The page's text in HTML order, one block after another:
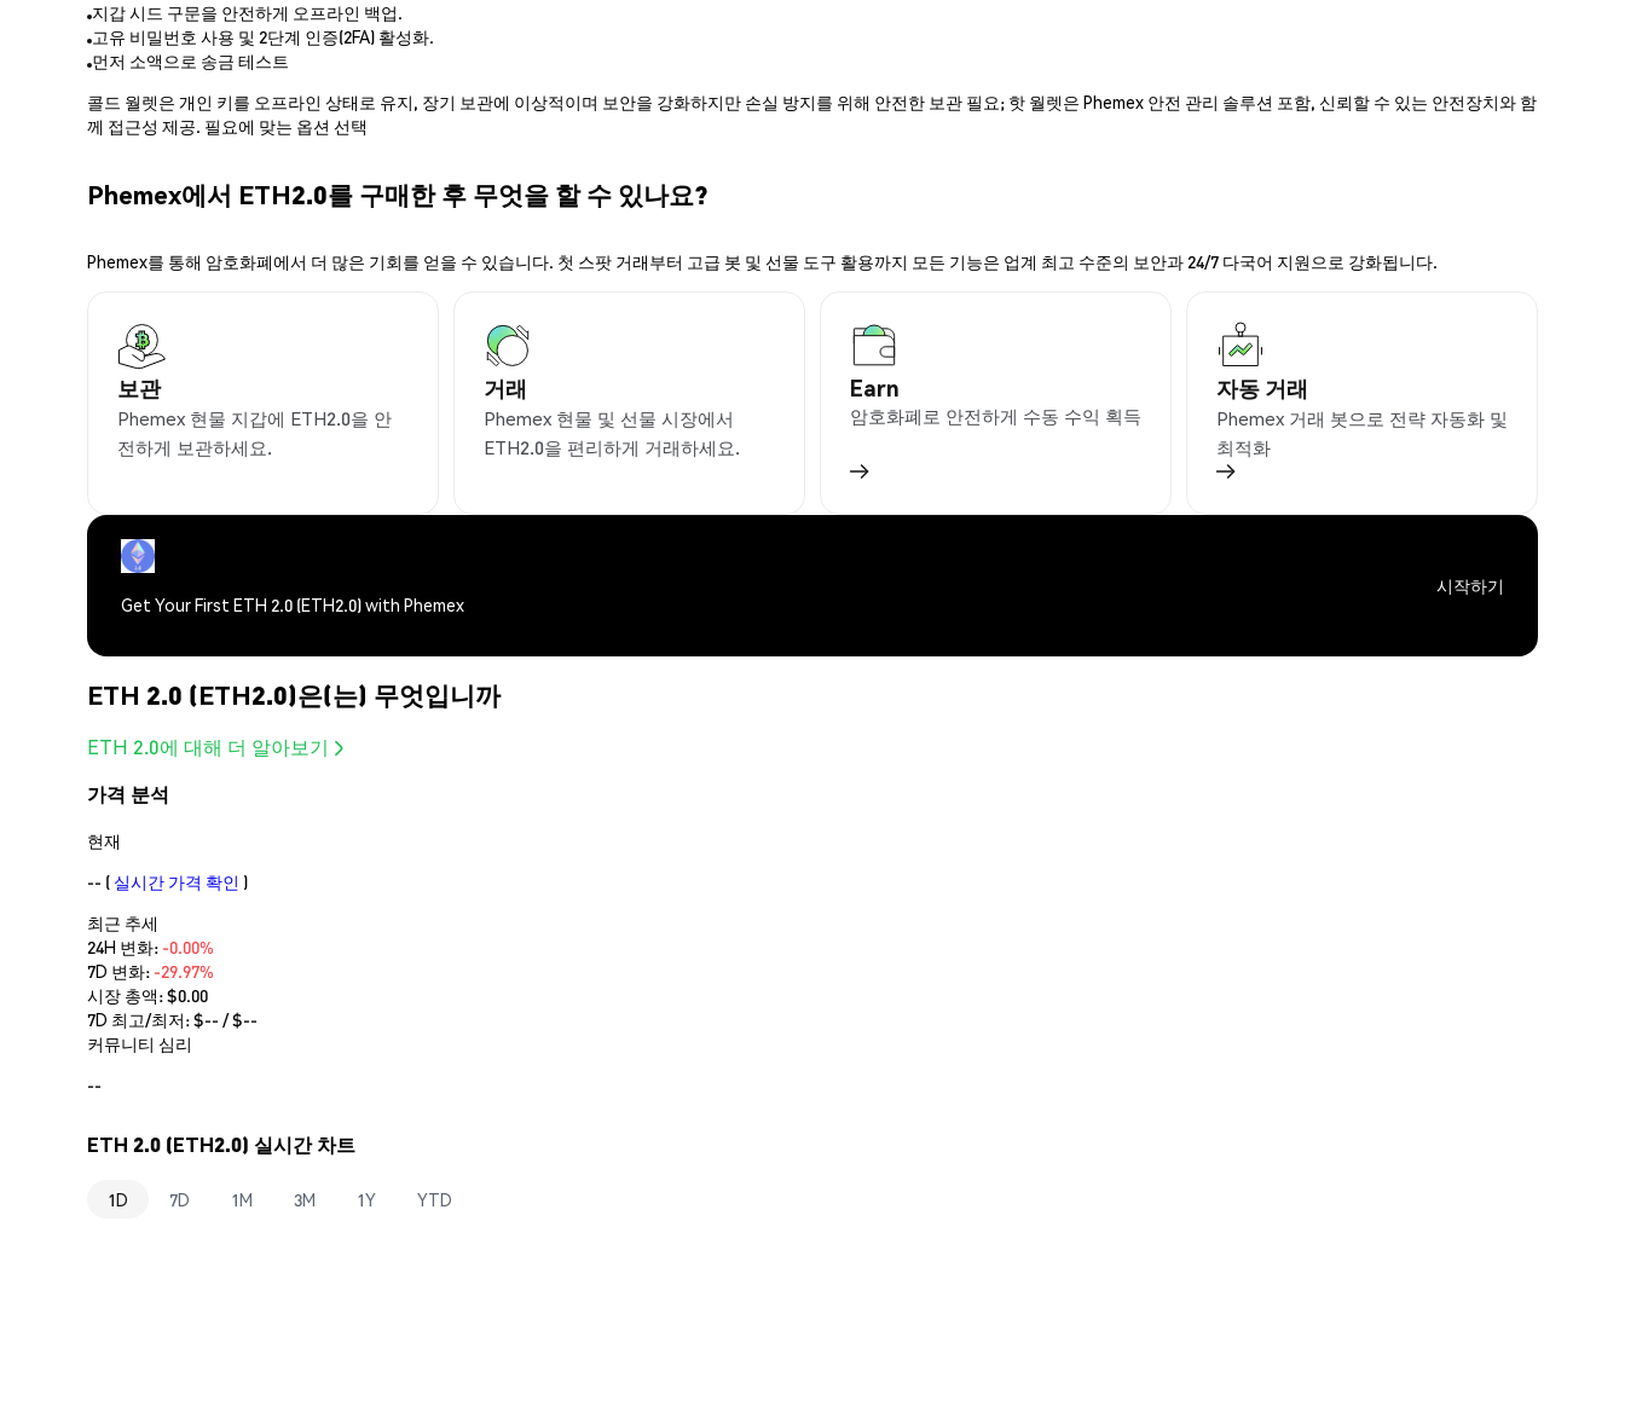
지갑 시드 구문을 안전하게 오프라인 백업.
고유 비밀번호 사용 및 2단계 인증(2FA) 활성화.
먼저 소액으로 송금 테스트
콜드 월렛은 개인 키를 오프라인 상태로 유지, 장기 보관에 이상적이며 보안을 강화하지만 손실 방지를 위해 안전한 보관 필요; 핫 월렛은 Phemex 안전 관리 솔루션 포함, 신뢰할 수 있는 안전장치와 함
께 접근성 제공. 필요에 맞는 옵션 선택
Phemex에서 ETH2.0를 구매한 후 무엇을 할 수 있나요?
Phemex를 통해 암호화폐에서 더 많은 기회를 얻을 수 있습니다. 첫 스팟 거래부터 고급 봇 및 선물 도구 활용까지 모든 기능은 업계 최고 수준의 보안과 24/7 다국어 지원으로 강화됩니다.
보관
Phemex 현물 지갑에 ETH2.0을 안
전하게 보관하세요.
거래
Phemex 현물 및 선물 시장에서
ETH2.0을 편리하게 거래하세요.
Earn
암호화폐로 안전하게 수동 수익 획득
자동 거래
Phemex 거래 봇으로 전략 자동화 및
최적화
Get Your First ETH 2.0 (ETH2.0) with Phemex
시작하기
ETH 2.0 (ETH2.0)은(는) 무엇입니까
ETH 2.0에 대해 더 알아보기
가격 분석
현재
-- ( 실시간 가격 확인 )
최근 추세
24H 변화: -0.00%
7D 변화: -29.97%
시장 총액:$0.00
7D 최고/최저: $-- / $--
커뮤니티 심리
--
ETH 2.0 (ETH2.0) 실시간 차트
1D 7D 1M 3M 1Y YTD